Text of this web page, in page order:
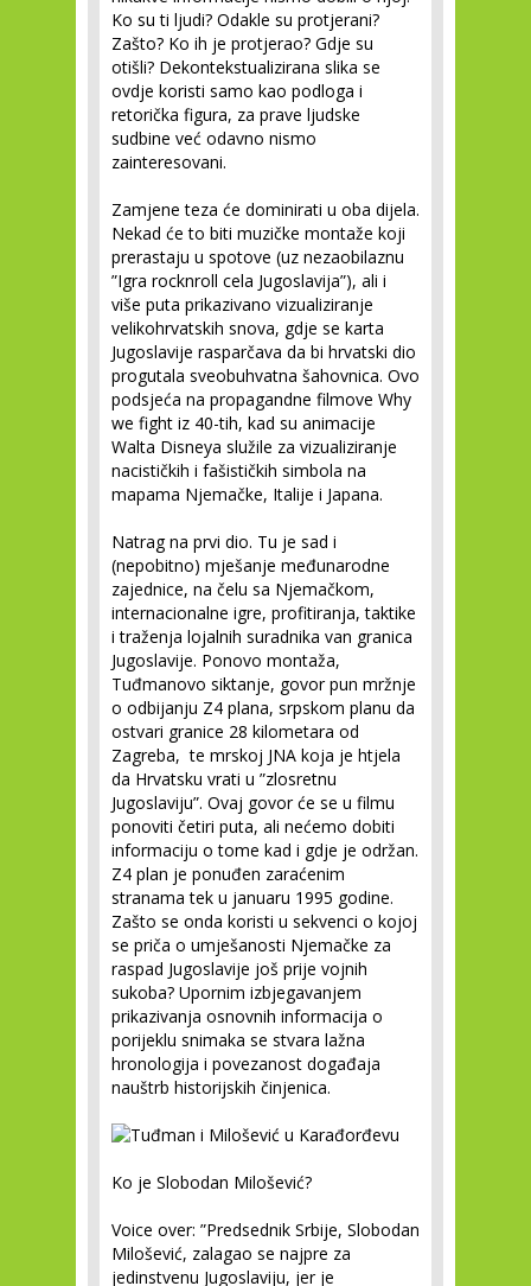
Ko su ti ljudi? Odakle su protjerani?
Zašto? Ko ih je protjerao? Gdje su
otišli? Dekontekstualizirana slika se
ovdje koristi samo kao podloga i
retorička figura, za prave ljudske
sudbine već odavno nismo
zainteresovani.
Zamjene teza će dominirati u oba dijela.
Nekad će to biti muzičke montaže koji
prerastaju u spotove (uz nezaobilaznu
”Igra rocknroll cela Jugoslavija”), ali i
više puta prikazivano vizualiziranje
velikohrvatskih snova, gdje se karta
Jugoslavije rasparčava da bi hrvatski dio
progutala sveobuhvatna šahovnica. Ovo
podsjeća na propagandne filmove Why
we fight iz 40-tih, kad su animacije
Walta Disneya služile za vizualiziranje
nacističkih i fašističkih simbola na
mapama Njemačke, Italije i Japana.
Natrag na prvi dio. Tu je sad i
(nepobitno) mješanje međunarodne
zajednice, na čelu sa Njemačkom,
internacionalne igre, profitiranja, taktike
i traženja lojalnih suradnika van granica
Jugoslavije. Ponovo montaža,
Tuđmanovo siktanje, govor pun mržnje
o odbijanju Z4 plana, srpskom planu da
ostvari granice 28 kilometara od
Zagreba, te mrskoj JNA koja je htjela
da Hrvatsku vrati u ”zlosretnu
Jugoslaviju”. Ovaj govor će se u filmu
ponoviti četiri puta, ali nećemo dobiti
informaciju o tome kad i gdje je održan.
Z4 plan je ponuđen zaraćenim
stranama tek u januaru 1995 godine.
Zašto se onda koristi u sekvenci o kojoj
se priča o umješanosti Njemačke za
raspad Jugoslavije još prije vojnih
sukoba? Upornim izbjegavanjem
prikazivanja osnovnih informacija o
porijeklu snimaka se stvara lažna
hronologija i povezanost događaja
nauštrb historijskih činjenica.
Ko je Slobodan Milošević?
Voice over: ”Predsednik Srbije, Slobodan
Milošević, zalagao se najpre za
jedinstvenu Jugoslaviju, jer je